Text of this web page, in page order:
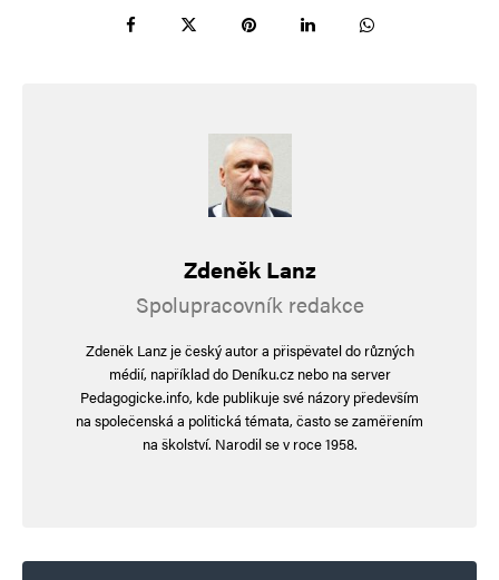
Pro objektivní a nezávislé informace zase
Myšleno v tom zlatém WC Zelenského
parťáka Timura Mindiče, který statečně
a přímo příkladně uprchl před spravedlností.
Nepřispěl jsem na pohřbu Dany Drábové na
rakety na zabíjení Russsáků.
Koukejte, vaše peníze v hajzku, doslova, ve
zlatém WC hodného pana Mindiče a hodné
EU.
Kdo ještě věří hodné EU, poctivému lídru
Zdeněk Lanz
Spolupracovník redakce
Zdeněk Lanz je český autor a přispěvatel do různých
médií, například do Deníku.cz nebo na server
Pedagogicke.info, kde publikuje své názory především
na společenská a politická témata, často se zaměřením
na školství. Narodil se v roce 1958.